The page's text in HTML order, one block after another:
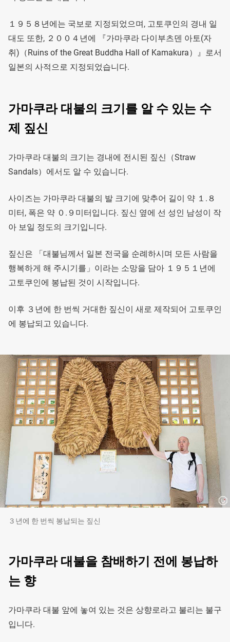
１９５８년에는 국보로 지정되었으며, 고토쿠인의 경내 일
대도 또한, ２００４년에 『가마쿠라 다이부츠덴 아토(자
취)（Ruins of the Great Buddha Hall of Kamakura）』로서
일본의 사적으로 지정되었습니다.
가마쿠라 대불의 크기를 알 수 있는 수
제 짚신
가마쿠라 대불의 크기는 경내에 전시된 짚신（Straw
Sandals）에서도 알 수 있습니다.
사이즈는 가마쿠라 대불의 발 크기에 맞추어 길이 약 １.８
미터, 폭은 약 ０.９미터입니다. 짚신 옆에 선 성인 남성이 작
아 보일 정도의 크기입니다.
짚신은 「대불님께서 일본 전국을 순례하시며 모든 사람을
행복하게 해 주시기를」이라는 소망을 담아 １９５１년에
고토쿠인에 봉납된 것이 시작입니다.
이후 ３년에 한 번씩 거대한 짚신이 새로 제작되어 고토쿠인
에 봉납되고 있습니다.
３년에 한 번씩 봉납되는 짚신
가마쿠라 대불을 참배하기 전에 봉납하
는 향
가마쿠라 대불 앞에 놓여 있는 것은 상향로라고 불리는 불구
입니다.